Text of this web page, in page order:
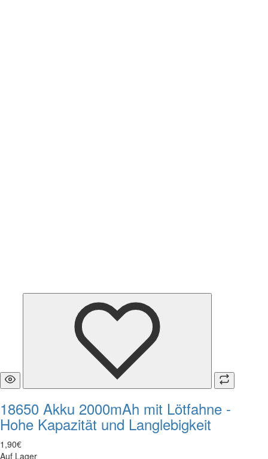
18650 Akku 2000mAh mit Lötfahne -
Hohe Kapazität und Langlebigkeit
1 ,90€
Auf Lager